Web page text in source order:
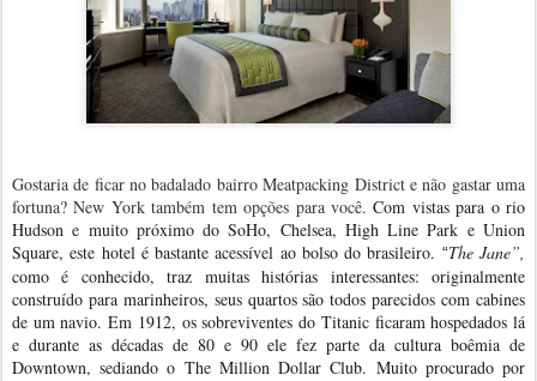
Gostaria de ficar no badalado bairro Meatpacking District e não gastar uma
fortuna? New York também tem opções para você.Com vistas para o rio
Hudson e muito próximo do SoHo, Chelsea, High Line Park e Union
Square, este hotel é bastante acessível ao bolso do brasileiro. “The Jane”,
como é conhecido, traz muitas histórias interessantes: originalmente
construído para marinheiros, seus quartos são todos parecidos com cabines
de um navio. Em 1912, os sobreviventes do Titanic ficaram hospedados lá
e durante as décadas de 80 e 90 ele fez parte da cultura boêmia de
Downtown, sediandoo The Million Dollar Club. Muito procurado por